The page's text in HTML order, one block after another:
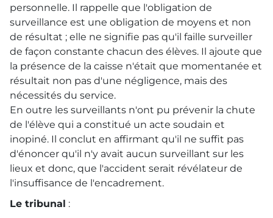
personnelle. Il rappelle que l'obligation de
surveillance est une obligation de moyens et non
de résultat ; elle ne signifie pas qu'il faille surveiller
de façon constante chacun des élèves. Il ajoute que
la présence de la caisse n'était que momentanée et
résultait non pas d'une négligence, mais des
nécessités du service.
En outre les surveillants n'ont pu prévenir la chute
de l'élève qui a constitué un acte soudain et
inopiné. Il conclut en affirmant qu'il ne suffit pas
d'énoncer qu'il n'y avait aucun surveillant sur les
lieux et donc, que l'accident serait révélateur de
l'insuffisance de l'encadrement.
Le tribunal :